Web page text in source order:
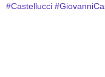
#Castellucci #